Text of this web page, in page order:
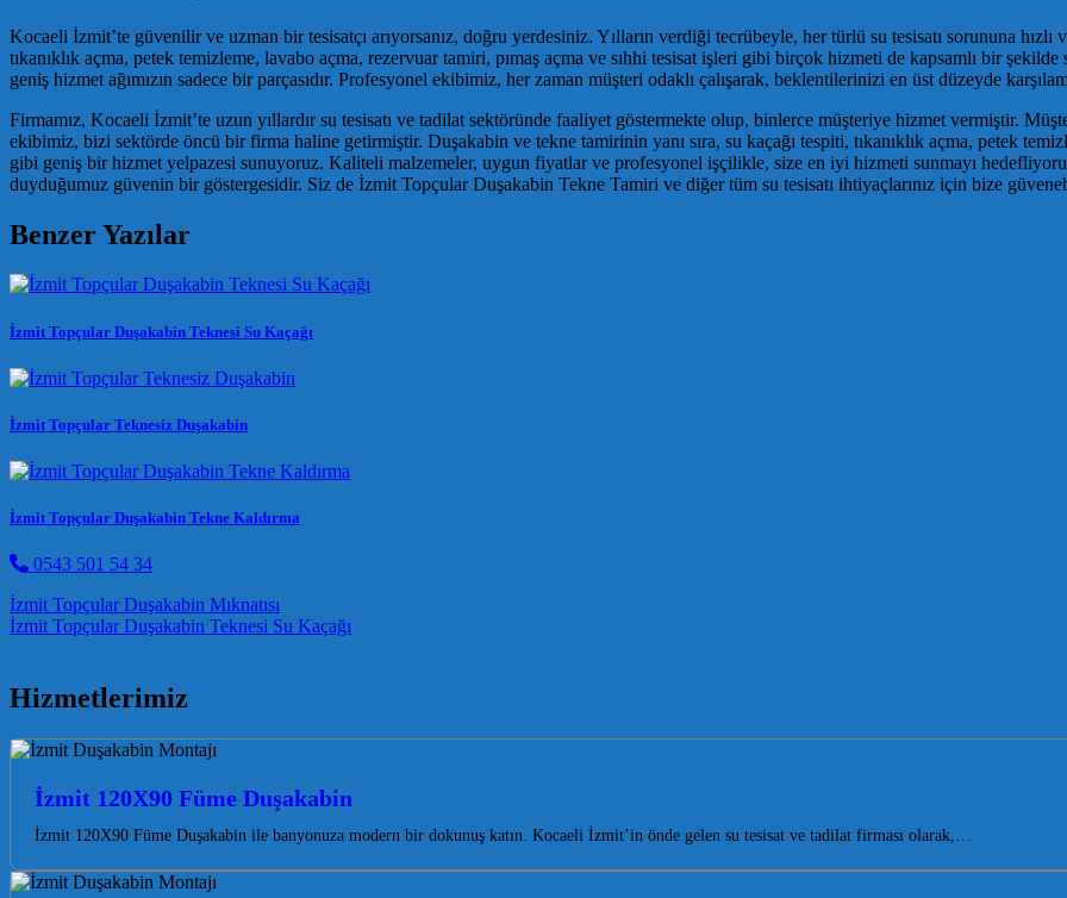
Kocaeli İzmit’te güvenilir ve uzman bir tesisatçı arıyorsanız, doğru yerdesiniz. Yılların verdiği tecrübeyle, her türlü su tesisatı sorununa
tıkanıklık açma, petek temizleme, lavabo açma, rezervuar tamiri, pımaş açma ve sıhhi tesisat işleri gibi birçok hizmeti de kapsamlı bir
geniş hizmet ağımızın sadece bir parçasıdır. Profesyonel ekibimiz, her zaman müşteri odaklı çalışarak, beklentilerinizi en üst düzeyde
Firmamız, Kocaeli İzmit’te uzun yıllardır su tesisatı ve tadilat sektöründe faaliyet göstermekte olup, binlerce müşteriye hizmet vermiştir.
ekibimiz, bizi sektörde öncü bir firma haline getirmiştir. Duşakabin ve tekne tamirinin yanı sıra, su kaçağı tespiti, tıkanıklık açma, petek
gibi geniş bir hizmet yelpazesi sunuyoruz. Kaliteli malzemeler, uygun fiyatlar ve profesyonel işçilikle, size en iyi hizmeti sunmayı
duyduğumuz güvenin bir göstergesidir. Siz de İzmit Topçular Duşakabin Tekne Tamiri ve diğer tüm su tesisatı ihtiyaçlarınız için bize
Benzer Yazılar
İzmit Topçular Duşakabin Teknesi Su Kaçağı
İzmit Topçular Teknesiz Duşakabin
İzmit Topçular Duşakabin Tekne Kaldırma
0543 501 54 34
Post navigation
İzmit Topçular Duşakabin Mıknatısı
İzmit Topçular Duşakabin Teknesi Su Kaçağı
Hizmetlerimiz
İzmit 120X90 Füme Duşakabin
İzmit 120X90 Füme Duşakabin ile banyonuza modern bir dokunuş katın. Kocaeli İzmit’in önde gelen su tesisat ve tadilat firması olarak,…